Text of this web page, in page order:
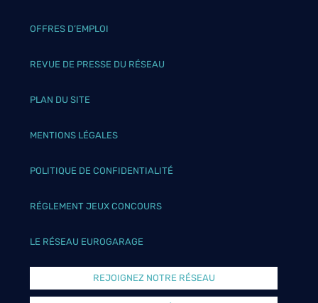
OFFRES D’EMPLOI
REVUE DE PRESSE DU RÉSEAU
PLAN DU SITE
MENTIONS LÉGALES
POLITIQUE DE CONFIDENTIALITÉ
RÉGLEMENT JEUX CONCOURS
LE RÉSEAU EUROGARAGE
REJOIGNEZ NOTRE RÉSEAU